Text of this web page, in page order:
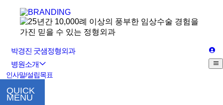
QUICK
MENU
박경진 굿샘정형외과
병원소개
인사말/설립목표
의료진소개
원내둘러보기